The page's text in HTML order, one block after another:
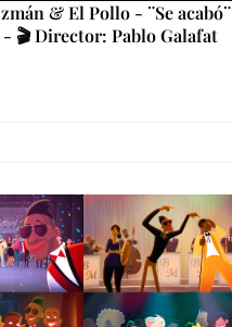
& El Pollo - ¨Se acabó¨
🎬 Director: Pablo Galafat